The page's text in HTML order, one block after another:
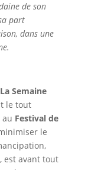
de son
part
dans une
La Semaine
le tout
Festival de
le
est avant tout